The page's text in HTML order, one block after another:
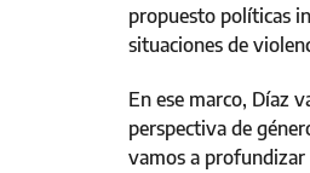
propuesto políticas
situaciones de
En ese marco, Díaz
perspectiva de
vamos a profundizar